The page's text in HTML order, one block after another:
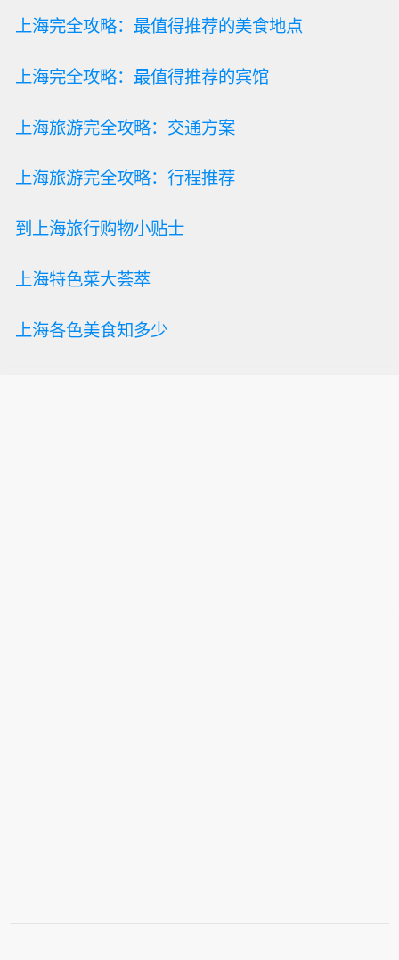
上海完全攻略：最值得推荐的美食地点
上海完全攻略：最值得推荐的宾馆
上海旅游完全攻略：交通方案
上海旅游完全攻略：行程推荐
到上海旅行购物小贴士
上海特色菜大荟萃
上海各色美食知多少